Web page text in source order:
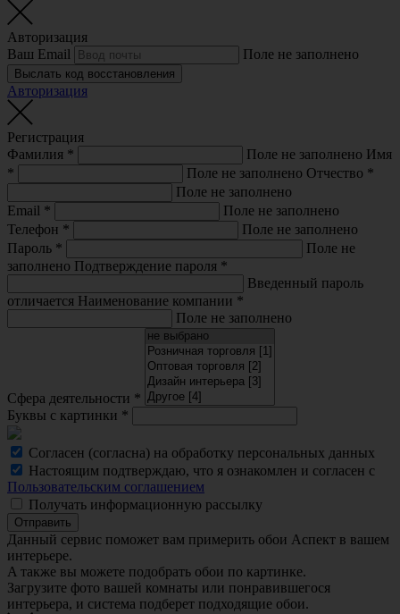
Авторизация
Ваш Email
Поле не заполнено
Выслать код восстановления
Авторизация
Регистрация
Фамилия * Поле не заполнено Имя
*
Поле не заполнено Отчество *
Поле не заполнено
Email *
Поле не заполнено
Телефон *
Поле не заполнено
Пароль *
Поле не
заполнено Подтверждение пароля *
Введенный пароль
отличается Наименование компании *
Поле не заполнено
Сфера деятельности *
Буквы с картинки *
Согласен (согласна) на обработку персональных данных
Настоящим подтверждаю, что я ознакомлен и согласен с
Пользовательским соглашением
Получать информационную рассылку
Отправить
Данный сервис поможет вам примерить обои Аспект в вашем
интерьере.
A также вы можете подобрать обои по картинке.
Загрузите фото вашей комнаты или понравившегося
интерьера, и система подберет подходящие обои.